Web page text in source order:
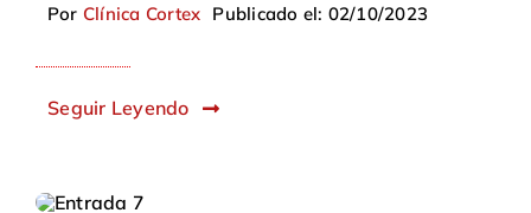
Por Clínica Cortex Publicado el: 02/10/2023
Seguir Leyendo